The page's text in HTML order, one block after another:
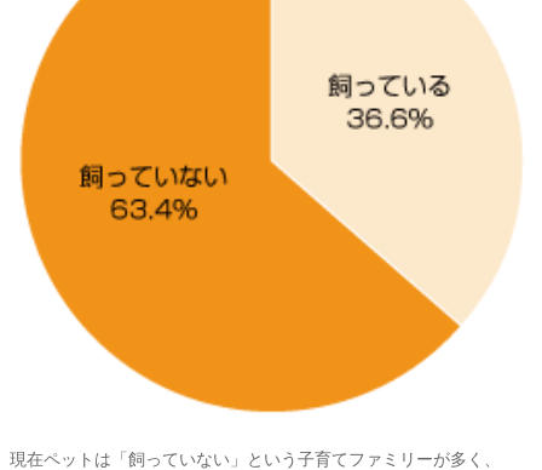
現在ペットは「飼っていない」という子育てファミリーが多く、